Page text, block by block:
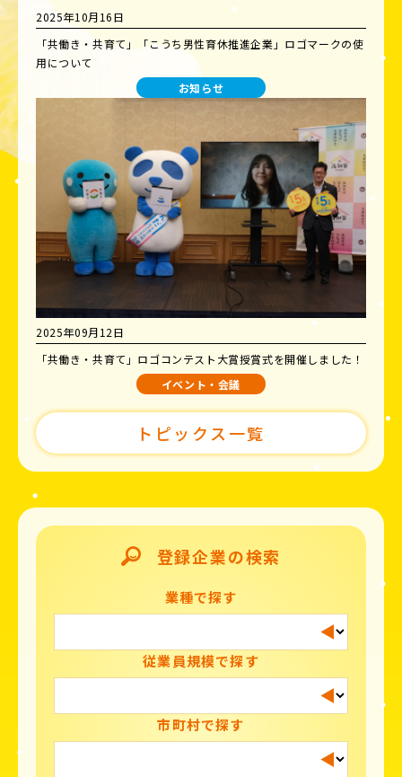
2025年10月16日
「共働き・共育て」「こうち男性育休推進企業」ロゴマークの使
用について
お知らせ
2025年09月12日
「共働き・共育て」ロゴコンテスト大賞授賞式を開催しました！
イベント・会議
トピックス一覧
登録企業の検索
業種で探す
従業員規模で探す
市町村で探す